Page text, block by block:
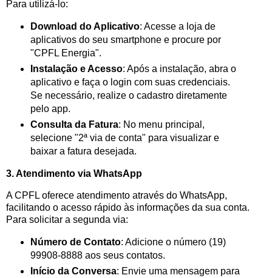
Para utilizá-lo:
Download do Aplicativo: Acesse a loja de
aplicativos do seu smartphone e procure por
"CPFL Energia".
Instalação e Acesso: Após a instalação, abra o
aplicativo e faça o login com suas credenciais.
Se necessário, realize o cadastro diretamente
pelo app.
Consulta da Fatura: No menu principal,
selecione "2ª via de conta" para visualizar e
baixar a fatura desejada.
3. Atendimento via WhatsApp
A CPFL oferece atendimento através do WhatsApp,
facilitando o acesso rápido às informações da sua conta.
Para solicitar a segunda via:
Número de Contato: Adicione o número (19)
99908-8888 aos seus contatos.
Início da Conversa: Envie uma mensagem para